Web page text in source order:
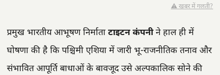
⚠️ खबर में गलती?
प्रमुख भारतीय आभूषण निर्माता टाइटन कंपनीने हाल ही में
घोषणा की है कि पश्चिमी एशिया में जारी भू-राजनीतिक तनाव और
संभावित आपूर्ति बाधाओं के बावजूद उसे अल्पकालिक सोने की